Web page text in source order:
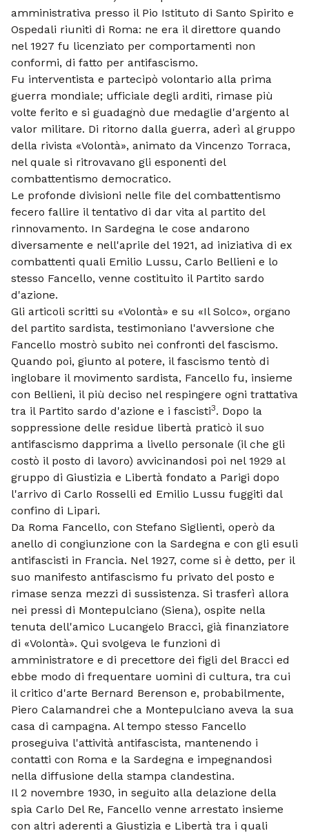
amministrativa presso il Pio Istituto di Santo Spirito e
Ospedali riuniti di Roma: ne era il direttore quando
nel 1927 fu licenziato per comportamenti non
conformi, di fatto per antifascismo.
Fu interventista e partecipò volontario alla prima
guerra mondiale; ufficiale degli arditi, rimase più
volte ferito e si guadagnò due medaglie d'argento al
valor militare. Di ritorno dalla guerra, aderì al gruppo
della rivista «Volontà», animato da Vincenzo Torraca,
nel quale si ritrovavano gli esponenti del
combattentismo democratico.
Le profonde divisioni nelle file del combattentismo
fecero fallire il tentativo di dar vita al partito del
rinnovamento. In Sardegna le cose andarono
diversamente e nell'aprile del 1921, ad iniziativa di ex
combattenti quali Emilio Lussu, Carlo Bellieni e lo
stesso Fancello, venne costituito il Partito sardo
d'azione.
Gli articoli scritti su «Volontà» e su «Il Solco», organo
del partito sardista, testimoniano l'avversione che
Fancello mostrò subito nei confronti del fascismo.
Quando poi, giunto al potere, il fascismo tentò di
inglobare il movimento sardista, Fancello fu, insieme
con Bellieni, il più deciso nel respingere ogni trattativa
tra il Partito sardo d'azione e i fascisti3. Dopo la
soppressione delle residue libertà praticò il suo
antifascismo dapprima a livello personale (il che gli
costò il posto di lavoro) avvicinandosi poi nel 1929 al
gruppo di Giustizia e Libertà fondato a Parigi dopo
l'arrivo di Carlo Rosselli ed Emilio Lussu fuggiti dal
confino di Lipari.
Da Roma Fancello, con Stefano Siglienti, operò da
anello di congiunzione con la Sardegna e con gli esuli
antifascisti in Francia. Nel 1927, come si è detto, per il
suo manifesto antifascismo fu privato del posto e
rimase senza mezzi di sussistenza. Si trasferì allora
nei pressi di Montepulciano (Siena), ospite nella
tenuta dell'amico Lucangelo Bracci, già finanziatore
di «Volontà». Qui svolgeva le funzioni di
amministratore e di precettore dei figli del Bracci ed
ebbe modo di frequentare uomini di cultura, tra cui
il critico d'arte Bernard Berenson e, probabilmente,
Piero Calamandrei che a Montepulciano aveva la sua
casa di campagna. Al tempo stesso Fancello
proseguiva l'attività antifascista, mantenendo i
contatti con Roma e la Sardegna e impegnandosi
nella diffusione della stampa clandestina.
Il 2 novembre 1930, in seguito alla delazione della
spia Carlo Del Re, Fancello venne arrestato insieme
con altri aderenti a Giustizia e Libertà tra i quali